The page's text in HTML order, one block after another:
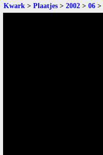
Kwark > Plaatjes > 2002 > 06 >